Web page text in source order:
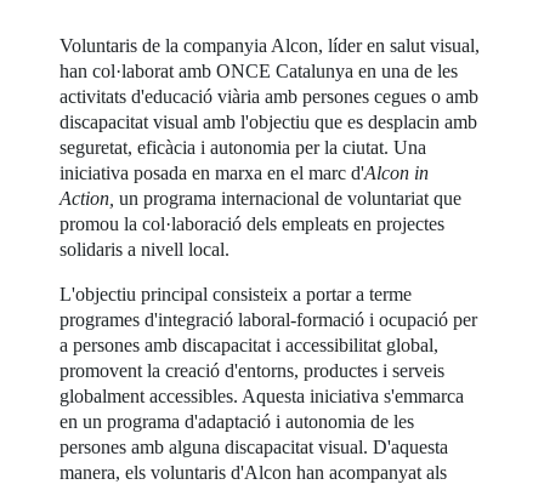
Voluntaris de la companyia Alcon, líder en salut visual,
han col·laborat amb ONCE Catalunya en una de les
activitats d'educació viària amb persones cegues o amb
discapacitat visual amb l'objectiu que es desplacin amb
seguretat, eficàcia i autonomia per la ciutat. Una
iniciativa posada en marxa en el marc d'Alcon in
Action, un programa internacional de voluntariat que
promou la col·laboració dels empleats en projectes
solidaris a nivell local.
L'objectiu principal consisteix a portar a terme
programes d'integració laboral-formació i ocupació per
a persones amb discapacitat i accessibilitat global,
promovent la creació d'entorns, productes i serveis
globalment accessibles. Aquesta iniciativa s'emmarca
en un programa d'adaptació i autonomia de les
persones amb alguna discapacitat visual. D'aquesta
manera, els voluntaris d'Alcon han acompanyat als